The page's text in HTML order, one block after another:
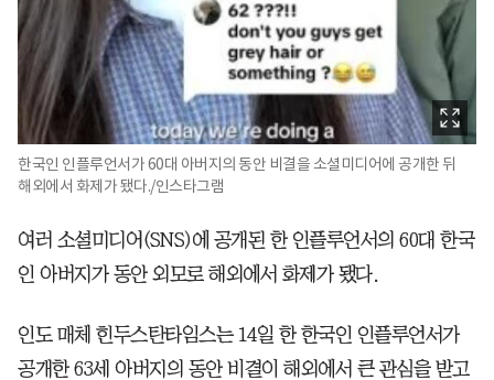
한국인 인플루언서가 60대 아버지의 동안 비결을 소셜미디어에 공개한 뒤
해외에서 화제가 됐다./인스타그램
여러 소셜미디어(SNS)에 공개된 한 인플루언서의 60대 한국
인 아버지가 동안 외모로 해외에서 화제가 됐다.
인도 매체 힌두스탄타임스는 14일 한 한국인 인플루언서가
공개한 63세 아버지의 동안 비결이 해외에서 큰 관심을 받고